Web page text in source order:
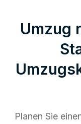
Umzug
Planen Sie